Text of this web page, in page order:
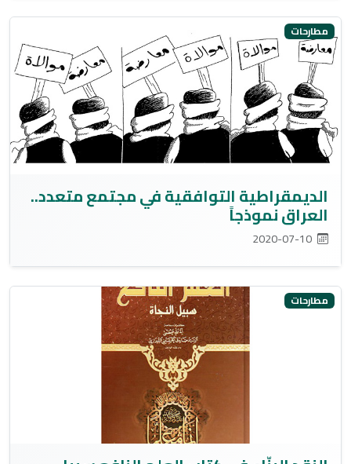
مطارحات
الديمقراطية التوافقية في مجتمع متعدد..
العراق نموذجاً
مطارحات